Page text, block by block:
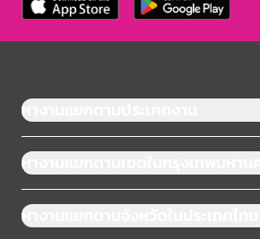
หางานแยกตามประเภทงาน
หางานแยกตามเขตในกรุงเทพมหานคร
หางานแยกตามจังหวัดในประเทศไทย